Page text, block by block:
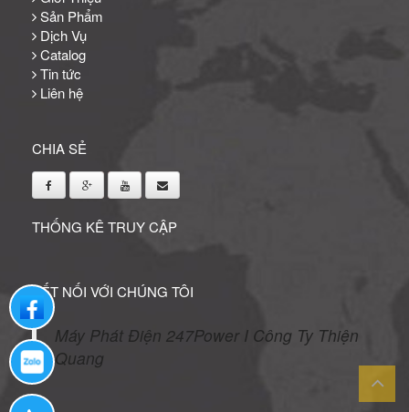
Sản Phẩm
Dịch Vụ
Catalog
Tin tức
Liên hệ
CHIA SẺ
THỐNG KÊ TRUY CẬP
KẾT NỐI VỚI CHÚNG TÔI
Máy Phát Điện 247Power I Công Ty Thiện
Quang
Liên hệ qua facebook
Liên hệ qua zalo